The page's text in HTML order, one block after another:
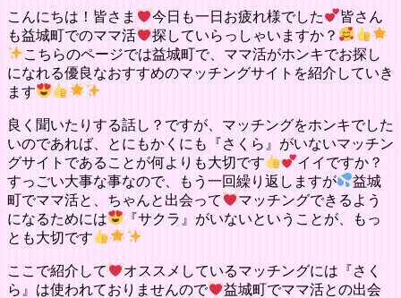
こんにちは！皆さま 今日も一日お疲れ様でした
皆さん
も益城町でのママ活
探していらっしゃいますか？
こちらのページでは益城町で、ママ活がホンキでお探し
になれる優良なおすすめのマッチングサイトを紹介していき
ます
良く聞いたりする話し？ですが、マッチングをホンキでした
いのであれば、とにもかくにも『さくら』がいないマッチン
グサイトであることが何よりも大切です
イイですか？
すっごい大事な事なので、もう一回繰り返しますが
益城
町でママ活と、ちゃんと出会って
マッチングできるよう
になるためには
『サクラ』がいないということが、もっ
とも大切です
ここで紹介して
オススメしているマッチングには『さく
ら』は使われておりませんので
益城町でママ活との出会